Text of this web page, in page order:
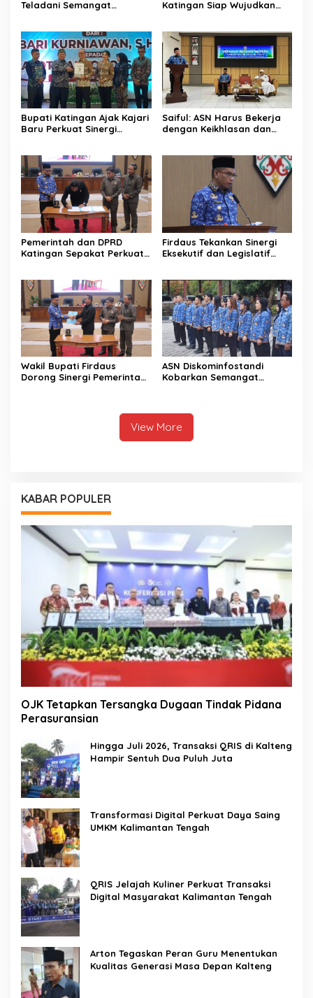
Teladani Semangat
Katingan Siap Wujudkan
Bupati Katingan Ajak Kajari
Baru Perkuat Sinergi
Saiful: ASN Harus Bekerja
dengan Keikhlasan dan
Pemerintah dan DPRD
Katingan Sepakat Perkuat
Firdaus Tekankan Sinergi
Eksekutif dan Legislatif
Wakil Bupati Firdaus
Dorong Sinergi Pemerintah
ASN Diskominfostandi
Kobarkan Semangat
View More
KABAR POPULER
OJK Tetapkan Tersangka Dugaan Tindak Pidana
Perasuransian
Hingga Juli 2026, Transaksi QRIS di Kalteng
Hampir Sentuh Dua Puluh Juta
Transformasi Digital Perkuat Daya Saing
UMKM Kalimantan Tengah
QRIS Jelajah Kuliner Perkuat Transaksi
Digital Masyarakat Kalimantan Tengah
Arton Tegaskan Peran Guru Menentukan
Kualitas Generasi Masa Depan Kalteng